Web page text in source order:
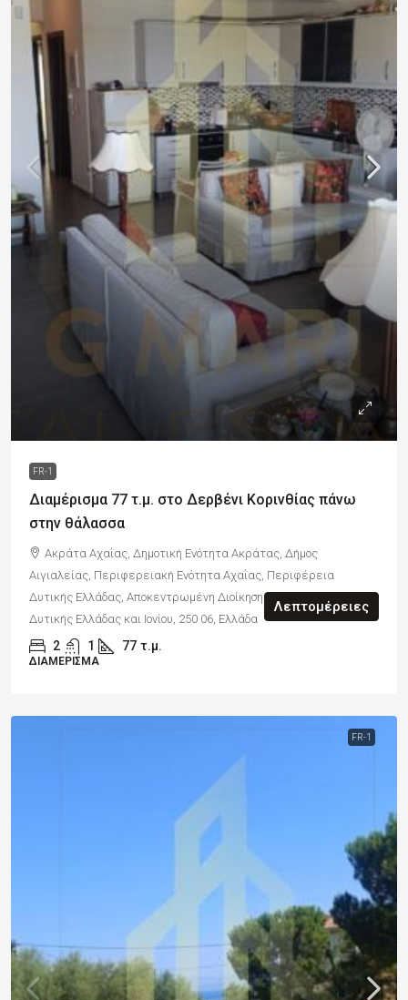
FR-1
Διαμέρισμα 77 τ.μ. στο Δερβένι Κορινθίας πάνω
στην θάλασσα
Ακράτα Αχαΐας, Δημοτική Ενότητα Ακράτας, Δήμος
Αιγιαλείας, Περιφερειακή Ενότητα Αχαΐας, Περιφέρεια
Δυτικής Ελλάδας, Αποκεντρωμένη Διοίκηση Πελοποννήσου,
Δυτικής Ελλάδας και Ιονίου, 250 06, Ελλάδα
2 1 77 τ.μ.
ΔΙΑΜΈΡΙΣΜΑ
Λεπτομέρειες
FR-1